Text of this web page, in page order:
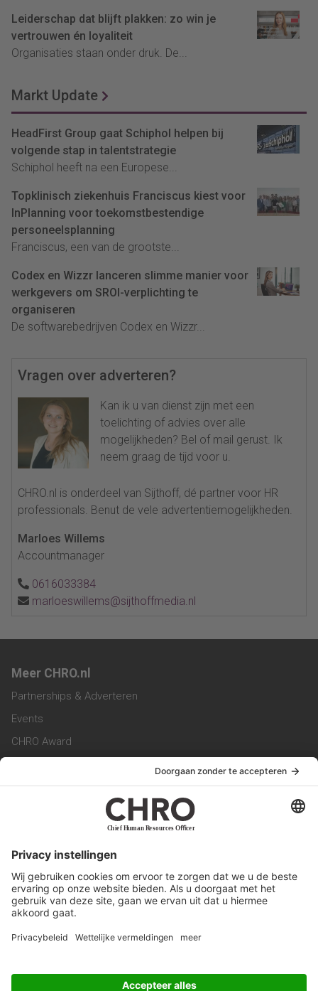
Leiderschap dat blijft plakken: zo win je
vertrouwen én loyaliteit
Organisaties staan onder druk. De...
Markt Update
HeadFirst Group gaat Schiphol helpen bij
volgende stap in talentstrategie
Schiphol heeft na een Europese...
Topklinisch ziekenhuis Franciscus kiest voor
InPlanning voor toekomstbestendige
personeelsplanning
Franciscus, een van de grootste...
Codex en Wizzr lanceren slimme manier voor
werkgevers om SROI-verplichting te
organiseren
De softwarebedrijven Codex en Wizzr...
Vragen over adverteren?
Kan ik u van dienst zijn met een
toelichting of advies over alle
mogelijkheden? Bel of mail gerust. Ik
neem graag de tijd voor u.
CHRO.nl is onderdeel van Sijthoff, dé partner voor HR
professionals. Benut de vele advertentiemogelijkheden.
Marloes Willems
Accountmanager
0616033384
marloeswillems@sijthoffmedia.nl
Meer CHRO.nl
Partnerships & Adverteren
Events
CHRO Award
CHRO Magazine
Service & Contact
Werken bij ons
Privacy Statement
Algemene Voorwaarden